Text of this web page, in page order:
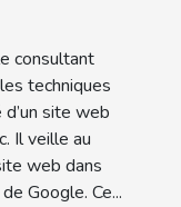
consultant
techniques
site web
Il veille au
web dans
Google. Ce...